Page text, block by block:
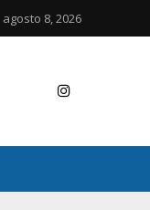
agosto 8, 2026